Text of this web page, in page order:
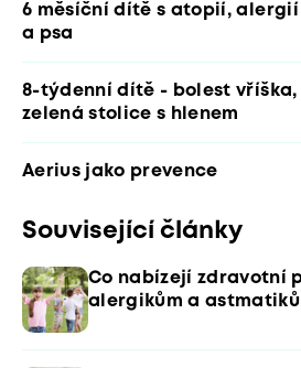
6 měsíční dítě s atopií,
a psa
8-týdenní dítě - bolest
zelená stolice s hlenem
Aerius jako prevence
Související články
Co nabízejí zdravotní
alergikům a